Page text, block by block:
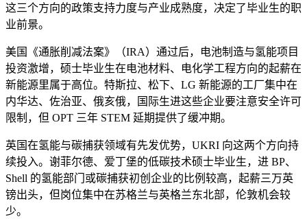
这三个方向的政策支持力度与产业成熟度，决定了毕业生的职
业前景。
美国《通胀削减法案》（IRA）通过后，电池制造与氢能项目
投资激增，硕士毕业生在电池材料、电化学工程方向的起薪在
新能源里属于高位。特斯拉、松下、LG 新能源的工厂集中在
内华达、佐治亚、俄亥俄，国际生进这些企业要注意安全许可
限制，但 OPT 三年 STEM 延期提供了缓冲期。
英国在氢能与碳捕获领域有先发优势，UKRI 向这两个方向持
续投入。谢菲尔德、爱丁堡的低碳技术硕士毕业生，进 BP、
Shell 的氢能部门或碳捕获初创企业的比例较高，起薪三万英
镑出头，但岗位集中在苏格兰与英格兰东北部，伦敦机会较
少。